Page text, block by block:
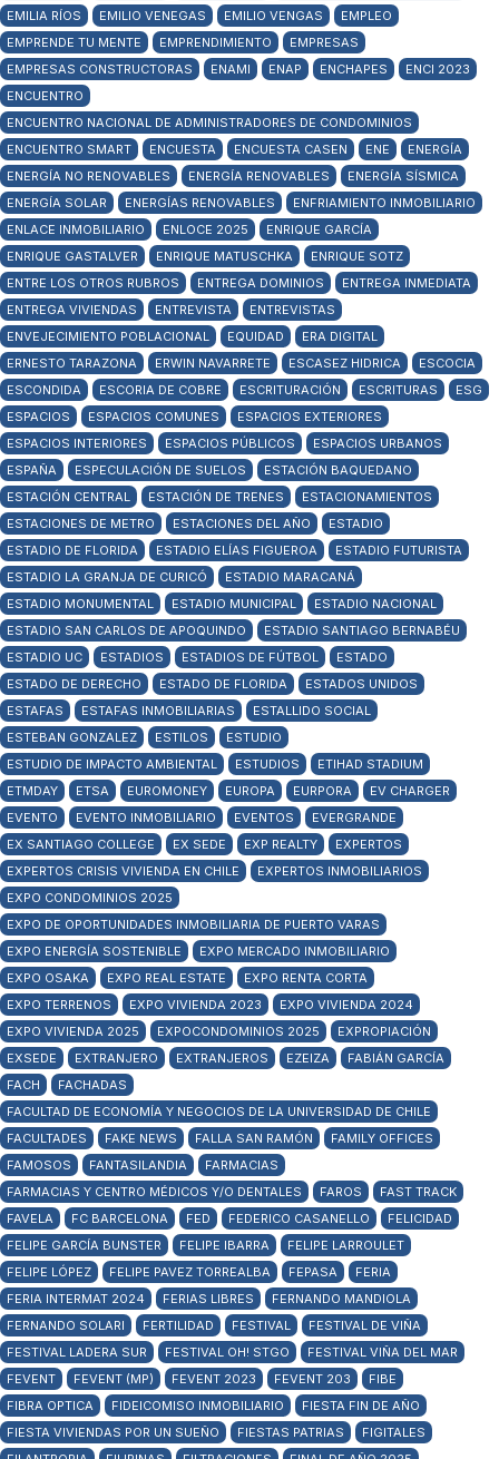
EMILIA RÍOS
EMILIO VENEGAS EMILIO VENGAS
EMPLEO
EMPRENDE TU MENTE
EMPRENDIMIENTO
EMPRESAS
EMPRESAS CONSTRUCTORAS
ENAMI ENAP ENCHAPES
ENCI 2023
ENCUENTRO
ENCUENTRO NACIONAL DE ADMINISTRADORES DE CONDOMINIOS
ENCUENTRO SMART
ENCUESTA ENCUESTA CASEN ENE
ENERGÍA
ENERGÍA NO RENOVABLES
ENERGÍA RENOVABLES
ENERGÍA SÍSMICA
ENERGÍA SOLAR
ENERGÍAS RENOVABLES
ENFRIAMIENTO INMOBILIARIO
ENLACE INMOBILIARIO
ENLOCE 2025
ENRIQUE GARCÍA
ENRIQUE GASTALVER
ENRIQUE MATUSCHKA
ENRIQUE SOTZ
ENTRE LOS OTROS RUBROS
ENTREGA DOMINIOS
ENTREGA INMEDIATA
ENTREGA VIVIENDAS
ENTREVISTA
ENTREVISTAS
ENVEJECIMIENTO POBLACIONAL
EQUIDAD
ERA DIGITAL
ERNESTO TARAZONA
ERWIN NAVARRETE ESCASEZ HIDRICA
ESCOCIA
ESCONDIDA
ESCORIA DE COBRE ESCRITURACIÓN ESCRITURAS
ESG
ESPACIOS
ESPACIOS COMUNES
ESPACIOS EXTERIORES
ESPACIOS INTERIORES
ESPACIOS PÚBLICOS
ESPACIOS URBANOS
ESPAÑA
ESPECULACIÓN DE SUELOS
ESTACIÓN BAQUEDANO
ESTACIÓN CENTRAL
ESTACIÓN DE TRENES
ESTACIONAMIENTOS
ESTACIONES DE METRO
ESTACIONES DEL AÑO
ESTADIO
ESTADIO DE FLORIDA
ESTADIO ELÍAS FIGUEROA
ESTADIO FUTURISTA
ESTADIO LA GRANJA DE CURICÓ
ESTADIO MARACANÁ
ESTADIO MONUMENTAL
ESTADIO MUNICIPAL
ESTADIO NACIONAL
ESTADIO SAN CARLOS DE APOQUINDO
ESTADIO SANTIAGO BERNABÉU
ESTADIO UC
ESTADIOS ESTADIOS DE FÚTBOL
ESTADO
ESTADO DE DERECHO
ESTADO DE FLORIDA
ESTADOS UNIDOS
ESTAFAS
ESTAFAS INMOBILIARIAS
ESTALLIDO SOCIAL
ESTEBAN GONZALEZ
ESTILOS
ESTUDIO
ESTUDIO DE IMPACTO AMBIENTAL
ESTUDIOS
ETIHAD STADIUM
ETMDAY
ETSA EUROMONEY EUROPA EURPORA
EV CHARGER
EVENTO
EVENTO INMOBILIARIO EVENTOS
EVERGRANDE
EX SANTIAGO COLLEGE
EX SEDE EXP REALTY
EXPERTOS
EXPERTOS CRISIS VIVIENDA EN CHILE
EXPERTOS INMOBILIARIOS
EXPO CONDOMINIOS 2025
EXPO DE OPORTUNIDADES INMOBILIARIA DE PUERTO VARAS
EXPO ENERGÍA SOSTENIBLE
EXPO MERCADO INMOBILIARIO
EXPO OSAKA
EXPO REAL ESTATE
EXPO RENTA CORTA
EXPO TERRENOS
EXPO VIVIENDA 2023
EXPO VIVIENDA 2024
EXPO VIVIENDA 2025
EXPOCONDOMINIOS 2025
EXPROPIACIÓN
EXSEDE
EXTRANJERO EXTRANJEROS EZEIZA
FABIÁN GARCÍA
FACH
FACHADAS
FACULTAD DE ECONOMÍA Y NEGOCIOS DE LA UNIVERSIDAD DE CHILE
FACULTADES
FAKE NEWS FALLA SAN RAMÓN
FAMILY OFFICES
FAMOSOS
FANTASILANDIA
FARMACIAS
FARMACIAS Y CENTRO MÉDICOS Y/O DENTALES
FAROS
FAST TRACK
FAVELA
FC BARCELONA FED FEDERICO CASANELLO
FELICIDAD
FELIPE GARCÍA BUNSTER
FELIPE IBARRA
FELIPE LARROULET
FELIPE LÓPEZ
FELIPE PAVEZ TORREALBA FEPASA
FERIA
FERIA INTERMAT 2024
FERIAS LIBRES
FERNANDO MANDIOLA
FERNANDO SOLARI
FERTILIDAD FESTIVAL
FESTIVAL DE VIÑA
FESTIVAL LADERA SUR
FESTIVAL OH! STGO
FESTIVAL VIÑA DEL MAR
FEVENT
FEVENT (MP) FEVENT 2023 FEVENT 203
FIBE
FIBRA OPTICA
FIDEICOMISO INMOBILIARIO
FIESTA FIN DE AÑO
FIESTA VIVIENDAS POR UN SUEÑO
FIESTAS PATRIAS
FIGITALES